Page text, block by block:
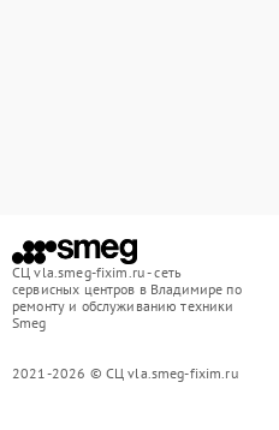
СЦ vla.smeg-fixim.ru - сеть
сервисных центров в Владимире по
ремонту и обслуживанию техники
Smeg
2021-2026 © СЦ vla.smeg-fixim.ru